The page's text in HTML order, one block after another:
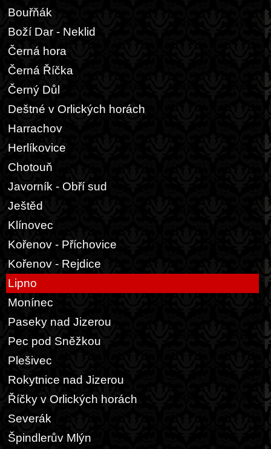
Bouřňák
Boží Dar - Neklid
Černá hora
Černá Říčka
Černý Důl
Deštné v Orlických horách
Harrachov
Herlíkovice
Chotouň
Javorník - Obří sud
Ještěd
Klínovec
Kořenov - Příchovice
Kořenov - Rejdice
Lipno
Monínec
Paseky nad Jizerou
Pec pod Sněžkou
Plešivec
Rokytnice nad Jizerou
Říčky v Orlických horách
Severák
Špindlerův Mlýn